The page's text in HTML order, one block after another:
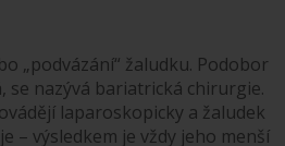
„podvázání“ žaludku. Podobor
nazývá bariatrická chirurgie.
laparoskopicky a žaludek
– výsledkem je vždy jeho menší